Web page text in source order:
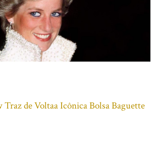
de Voltaa Icônica Bolsa Baguette